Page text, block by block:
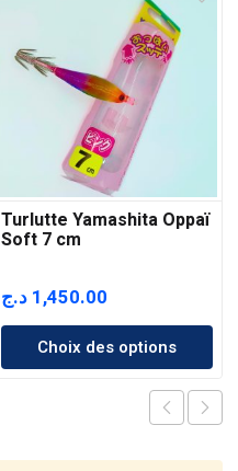
Turlutte Yamashita Oppaï
Soft 7 cm
1,450.00 د.ج
Choix des options